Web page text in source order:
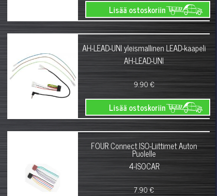
Lisää ostoskoriin
AH-LEAD-UNI yleismallinen LEAD-kaapeli
AH-LEAD-UNI
9.90 €
Lisää ostoskoriin
FOUR Connect ISO-Liittimet Auton
Puolelle
4-ISOCAR
7.90 €